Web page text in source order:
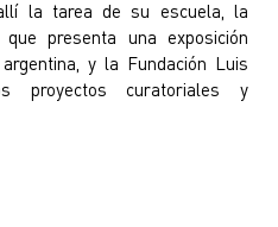
la tarea de su escuela, la
que presenta una exposición
y la Fundación Luis
proyectos curatoriales y